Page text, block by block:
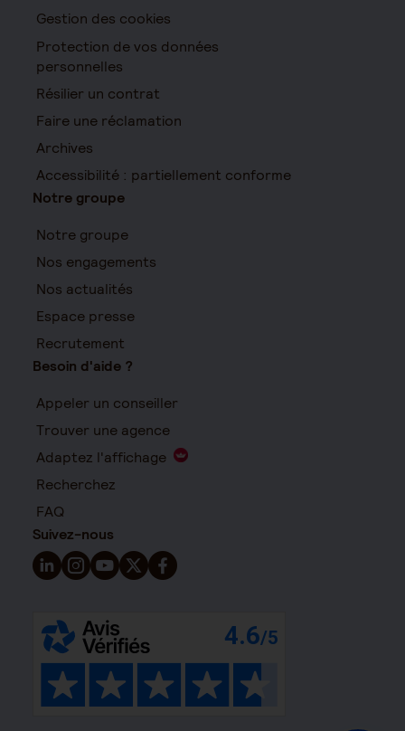
Gestion des cookies
Protection de vos données
personnelles
Résilier un contrat
Faire une réclamation
Archives
Accessibilité : partiellement conforme
Notre groupe
Notre groupe
Nos engagements
Nos actualités
Espace presse
Recrutement
Besoin d'aide ?
Appeler un conseiller
Trouver une agence
Adaptez l'affichage
Recherchez
FAQ
Suivez-nous
Suivez-nous sur LinkedIn - Nouvelle fenêtre
Suivez-nous sur Instagram - Nouvelle fenêtre
Suivez-nous sur YouTube - Nouvelle fenêtre
Suivez-nous sur X - Nouvelle fenêtre
Suivez-nous sur Facebook - Nouvelle